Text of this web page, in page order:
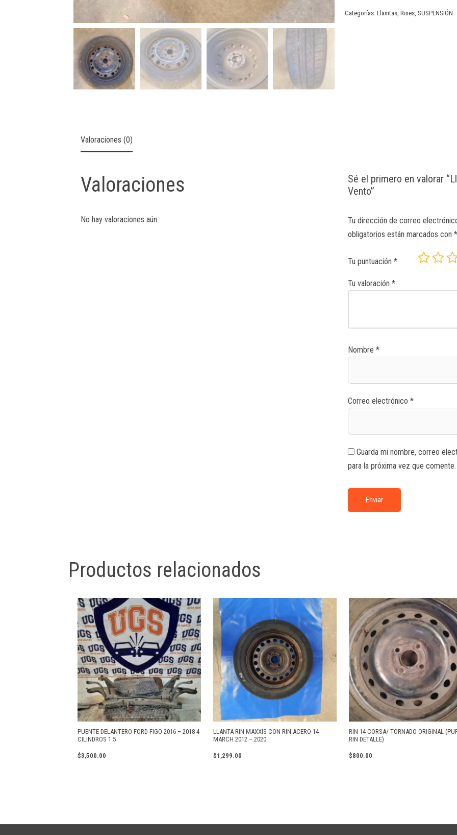
Categorías: Llamtas, Rines, SUSPENSIÓN
Valoraciones (0)
Valoraciones
No hay valoraciones aún.
Sé el primero en valorar
Vento”
Tu dirección de correo
obligatorios están marcados con*
Tu puntuación*
Tu valoración*
Nombre*
Correo electrónico*
Guarda mi nombre, correo
para la próxima vez que comente.
Productos relacionados
PUENTE DELANTERO FORD FIGO 2016 – 2018 4
CILINDROS 1.5
$3,500.00
LLANTA RIN MAXXIS CON RIN ACERO 14
MARCH 2012 – 2020
$1,299.00
RIN 14 CORSA/ TORNADO ORIGINAL
RIN DETALLE)
$800.00